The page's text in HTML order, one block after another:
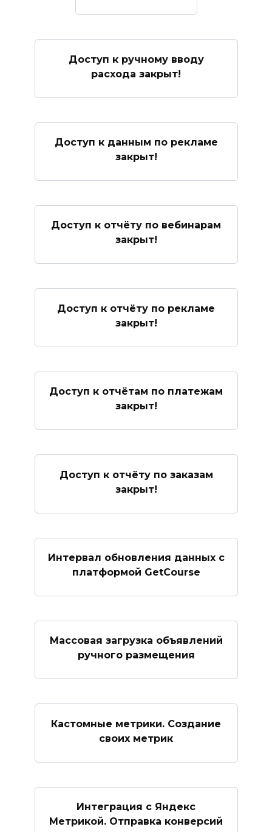
Доступ к ручному вводу
расхода закрыт!
Доступ к данным по рекламе
закрыт!
Доступ к отчёту по вебинарам
закрыт!
Доступ к отчёту по рекламе
закрыт!
Доступ к отчётам по платежам
закрыт!
Доступ к отчёту по заказам
закрыт!
Интервал обновления данных с
платформой GetCourse
Массовая загрузка объявлений
ручного размещения
Кастомные метрики. Создание
своих метрик
Интеграция с Яндекс
Метрикой. Отправка конверсий